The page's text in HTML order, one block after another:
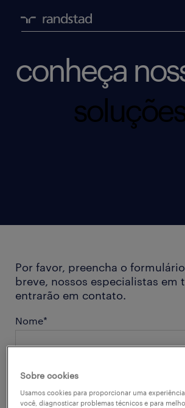
conheça
Por favor, preencha o
breve, nossos especialistas em
entrarão em contato.
Nome*
Sobrenome*
Sobre cookies
Usamos cookies para proporcionar uma
você, diagnosticar problemas técnicos e para